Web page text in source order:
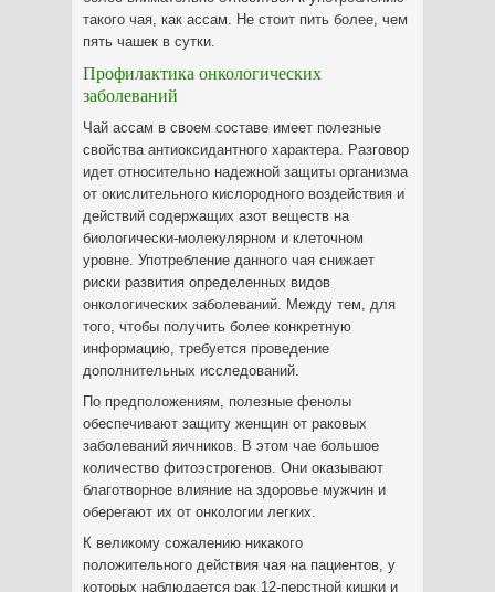
такого чая, как ассам. Не стоит пить более, чем
пять чашек в сутки.
Профилактика онкологических
заболеваний
Чай ассам в своем составе имеет полезные
свойства антиоксидантного характера. Разговор
идет относительно надежной защиты организма
от окислительного кислородного воздействия и
действий содержащих азот веществ на
биологически-молекулярном и клеточном
уровне. Употребление данного чая снижает
риски развития определенных видов
онкологических заболеваний. Между тем, для
того, чтобы получить более конкретную
информацию, требуется проведение
дополнительных исследований.
По предположениям, полезные фенолы
обеспечивают защиту женщин от раковых
заболеваний яичников. В этом чае большое
количество фитоэстрогенов. Они оказывают
благотворное влияние на здоровье мужчин и
оберегают их от онкологии легких.
К великому сожалению никакого
положительного действия чая на пациентов, у
которых наблюдается рак 12-перстной кишки и